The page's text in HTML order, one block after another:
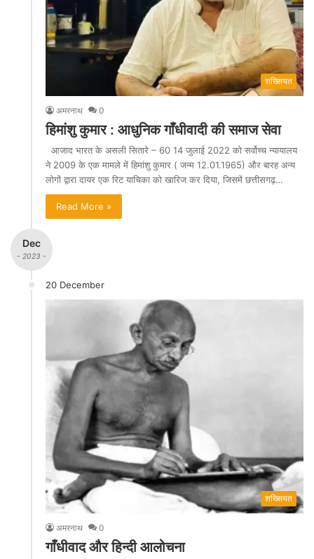
शख्सियत
अमरनाथ 0
हिमांशु कुमार : आधुनिक गाँधीवादी की समाज सेवा
आजाद भारत के असली सितारे – 60 14 जुलाई 2022 को सर्वोच्च न्यायालय
ने 2009 के एक मामले में हिमांशु कुमार ( जन्म 12.01.1965) और बारह अन्य
लोगों द्वारा दायर एक रिट याचिका को खारिज कर दिया, जिसमें छत्तीसगढ़…
Read More »
Dec
- 2023 -
20 December
शख्सियत
अमरनाथ 0
गाँधीवाद और हिन्दी आलोचना